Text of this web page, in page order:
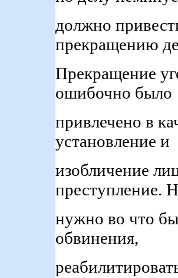
должно
прекращению
Прекращение
ошибочно было
привлечено в
установление и
изобличение
преступление.
нужно во что бы
обвинения,